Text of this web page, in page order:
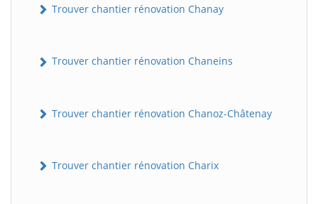
Trouver chantier rénovation Chanay
Trouver chantier rénovation Chaneins
Trouver chantier rénovation Chanoz-Châtenay
Trouver chantier rénovation Charix